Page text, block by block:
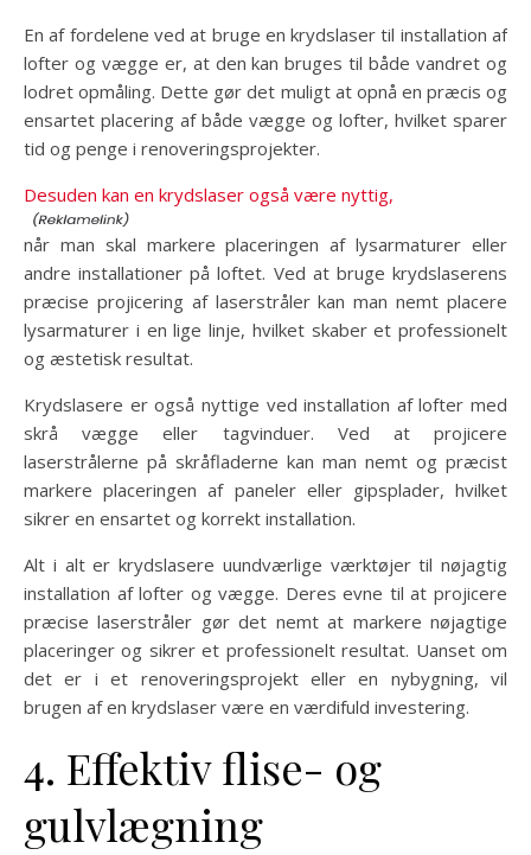
En af fordelene ved at bruge en krydslaser til installation af
lofter og vægge er, at den kan bruges til både vandret og
lodret opmåling. Dette gør det muligt at opnå en præcis og
ensartet placering af både vægge og lofter, hvilket sparer
tid og penge i renoveringsprojekter.
Desuden kan en krydslaser også være nyttig,
når man skal markere placeringen af lysarmaturer eller
andre installationer på loftet. Ved at bruge krydslaserens
præcise projicering af laserstråler kan man nemt placere
lysarmaturer i en lige linje, hvilket skaber et professionelt
og æstetisk resultat.
Krydslasere er også nyttige ved installation af lofter med
skrå vægge eller tagvinduer. Ved at projicere
laserstrålerne på skråfladerne kan man nemt og præcist
markere placeringen af paneler eller gipsplader, hvilket
sikrer en ensartet og korrekt installation.
Alt i alt er krydslasere uundværlige værktøjer til nøjagtig
installation af lofter og vægge. Deres evne til at projicere
præcise laserstråler gør det nemt at markere nøjagtige
placeringer og sikrer et professionelt resultat. Uanset om
det er i et renoveringsprojekt eller en nybygning, vil
brugen af en krydslaser være en værdifuld investering.
4. Effektiv flise- og
gulvlægning